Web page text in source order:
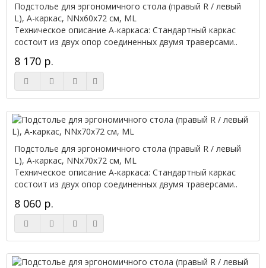
Подстолье для эргономичного стола (правый R / левый
L), А-каркас, NNx60х72 см, ML
Техническое описание А-каркаса: Стандартный каркас
состоит из двух опор соединенных двумя траверсами..
8 170 р.
Подстолье для эргономичного стола (правый R / левый
L), А-каркас, NNx70х72 см, ML
Техническое описание А-каркаса: Стандартный каркас
состоит из двух опор соединенных двумя траверсами..
8 060 р.